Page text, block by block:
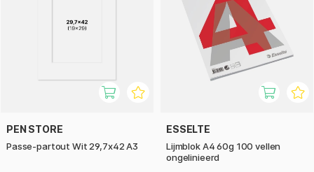
PEN STORE
Passe-partout Wit 29,7x42 A3
ESSELTE
Lijmblok A4 60g 100 vellen
ongelinieerd